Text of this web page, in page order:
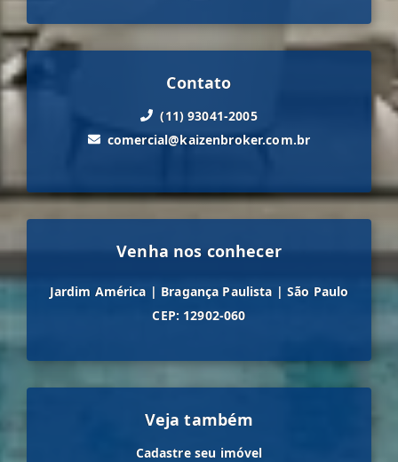
Contato
(11) 93041-2005
comercial@kaizenbroker.com.br
Venha nos conhecer
Jardim América | Bragança Paulista | São Paulo
CEP: 12902-060
Veja também
Cadastre seu imóvel